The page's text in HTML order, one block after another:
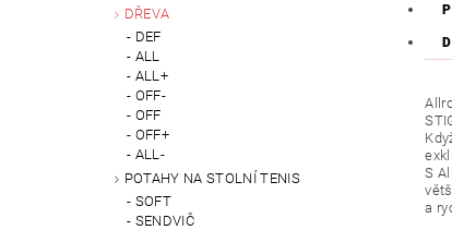
DŘEVA
DEF
ALL
ALL+
OFF-
OFF
OFF+
ALL-
POTAHY NA STOLNÍ TENIS
SOFT
SENDVIČ
S
a